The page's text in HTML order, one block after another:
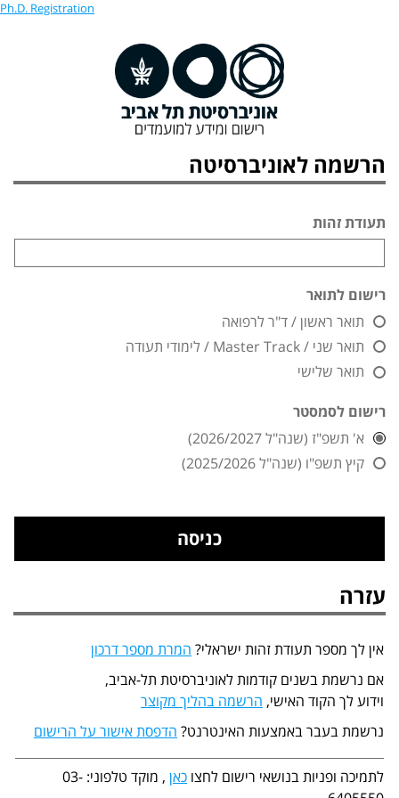
Ph.D. Registration
הרשמה לאוניברסיטה
תעודת זהות
רישום לתואר
תואר ראשון / ד"ר לרפואה
תואר שני / Master Track / לימודי תעודה
תואר שלישי
רישום לסמסטר
א' תשפ"ז (שנה"ל 2026/2027)
קיץ תשפ"ו (שנה"ל 2025/2026)
עזרה
אין לך מספר תעודת זהות ישראלי? המרת מספר דרכון
אם נרשמת בשנים קודמות לאוניברסיטת תל-אביב,
וידוע לך הקוד האישי, הרשמה בהליך מקוצר
נרשמת בעבר באמצעות האינטרנט? הדפסת אישור על הרישום
לתמיכה ופניות בנושאי רישום לחצו כאן
, מוקד טלפוני: 03-